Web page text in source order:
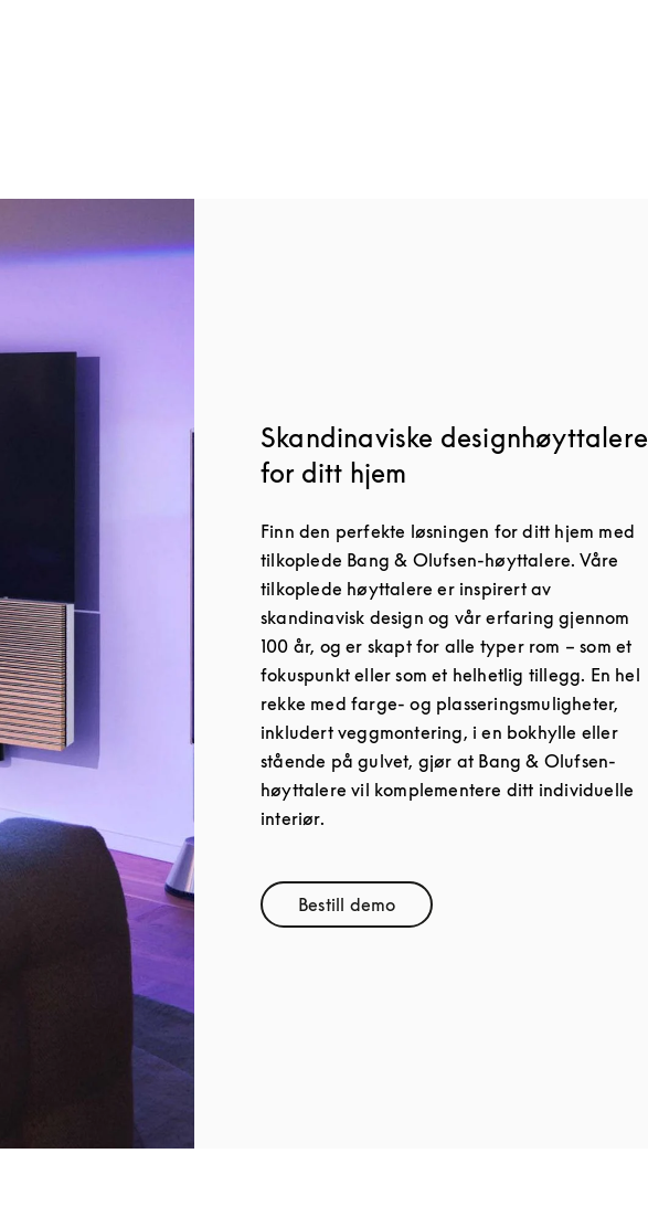
Skandinaviske designhøyttalere
for ditt hjem
Finn den perfekte løsningen for ditt hjem med
tilkoplede Bang & Olufsen-høyttalere. Våre
tilkoplede høyttalere er inspirert av
skandinavisk design og vår erfaring gjennom
100 år, og er skapt for alle typer rom – som et
fokuspunkt eller som et helhetlig tillegg. En hel
rekke med farge- og plasseringsmuligheter,
inkludert veggmontering, i en bokhylle eller
stående på gulvet, gjør at Bang & Olufsen-
høyttalere vil komplementere ditt individuelle
interiør.
Bestill demoLink Opens in New Tab